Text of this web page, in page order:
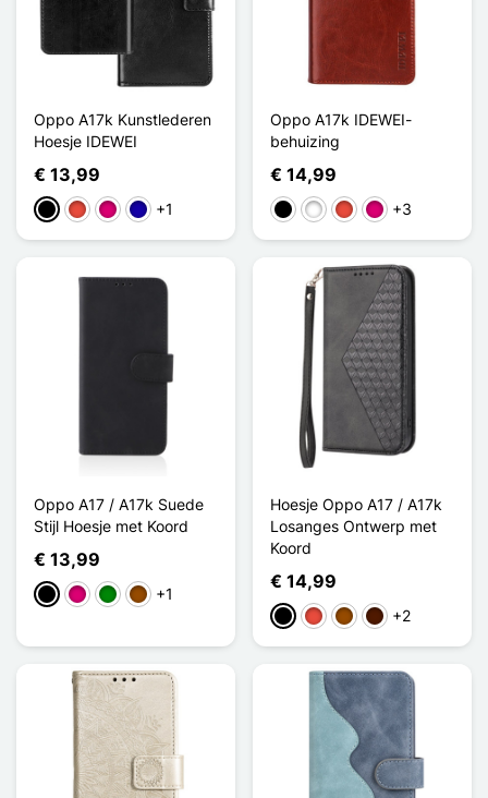
Oppo A17k Kunstlederen
Hoesje IDEWEI
€ 13,99
ZwartRoodMagentaDonkerblauw
+1
Oppo A17k IDEWEI-
behuizing
€ 14,99
ZwartWit RoodMagenta
+3
Oppo A17 / A17k Suede
Stijl Hoesje met Koord
€ 13,99
ZwartMagenta
GroenBruin+1
Hoesje Oppo A17 / A17k
Losanges Ontwerp met
Koord
€ 14,99
ZwartRoodBruinDonkerbruin
+2